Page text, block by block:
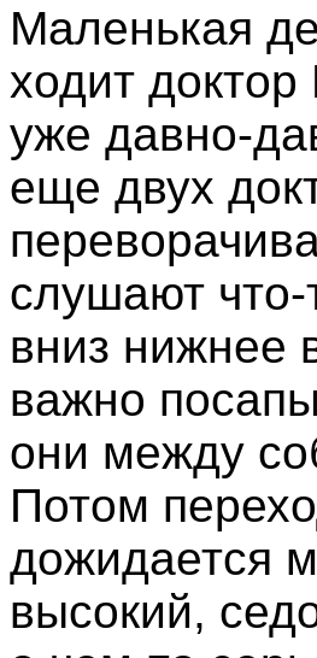
Маленькая
ходит
уже давно-
еще двух
слушают что-
вниз нижнее
важно
они между
Потом
дожидается
высокий,